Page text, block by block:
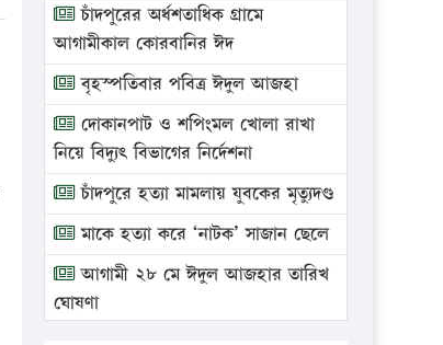
চাঁদপুরের অর্ধশতাধিক গ্রামে
আগামীকাল কোরবানির ঈদ
বৃহস্পতিবার পবিত্র ঈদুল আজহা
দোকানপাট ও শপিংমল খোলা রাখা
নিয়ে বিদ্যুৎ বিভাগের নির্দেশনা
চাঁদপুরে হত্যা মামলায় যুবকের মৃত্যুদণ্ড
মাকে হত্যা করে ‘নাটক’ সাজান ছেলে
আগামী ২৮ মে ঈদুল আজহার তারিখ
ঘোষণা